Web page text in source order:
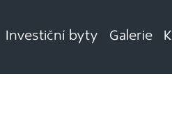
Investiční byty Galerie